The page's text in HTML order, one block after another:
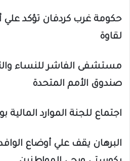
حكومة غرب كردفان تؤكد علي
لقاوة
مستشفى الفاشر للنساء
صندوق الأمم المتحدة
اجتماع للجنة الموارد المالية
البرهان يقف علي أوضاع